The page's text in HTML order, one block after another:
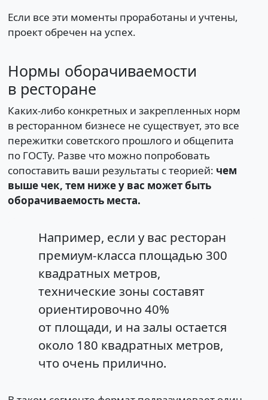
Если все эти моменты проработаны и учтены,
проект обречен на успех.
Нормы оборачиваемости
в ресторане
Каких-либо конкретных и закрепленных норм
в ресторанном бизнесе не существует, это все
пережитки советского прошлого и общепита
по ГОСТу. Разве что можно попробовать
сопоставить ваши результаты с теорией: чем
выше чек, тем ниже у вас может быть
оборачиваемость места.
Например, если у вас ресторан
премиум-класса площадью 300
квадратных метров,
технические зоны составят
ориентировочно 40%
от площади, и на залы остается
около 180 квадратных метров,
что очень прилично.